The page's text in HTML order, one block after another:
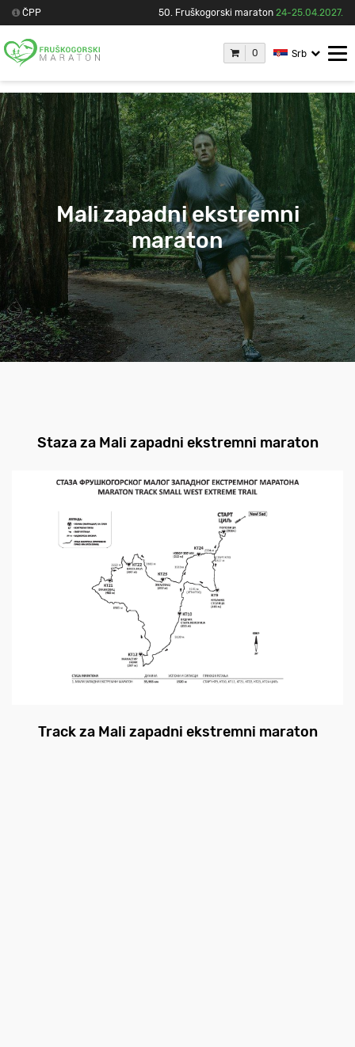
ČPP 50. Fruškogorski maraton 24-25.04.2027.
0 Srb
Mali zapadni ekstremni
maraton
Staza za Mali zapadni ekstremni maraton
Track za Mali zapadni ekstremni maraton